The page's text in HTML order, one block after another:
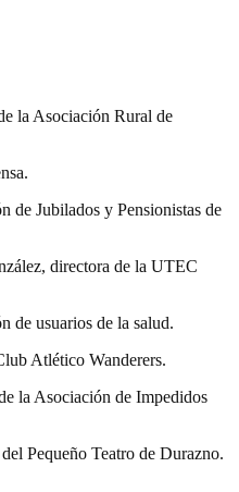
la Asociación Rural de
de Jubilados y Pensionistas de
directora de la UTEC
de usuarios de la salud.
Atlético Wanderers.
la Asociación de Impedidos
Pequeño Teatro de Durazno.